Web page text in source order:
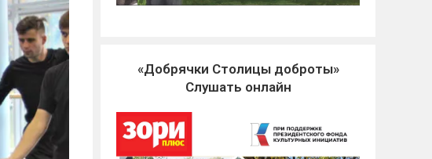
«Добрячки Столицы доброты»
Слушать онлайн